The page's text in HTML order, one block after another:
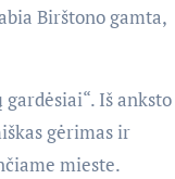
Birštono gamta,
Iš anksto
gėrimas ir
mieste.